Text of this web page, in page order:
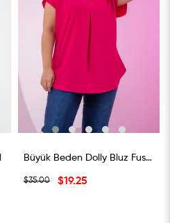
Büyük Beden Dolly Bluz Fusya
$19.25
$35.00